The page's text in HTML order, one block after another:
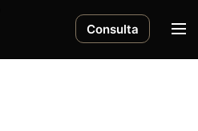
Consulta
M